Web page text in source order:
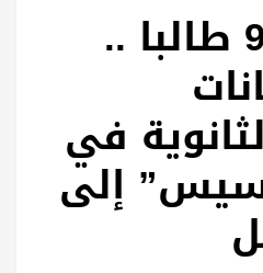
جلوس 9551 طالبا ..
في
إلى